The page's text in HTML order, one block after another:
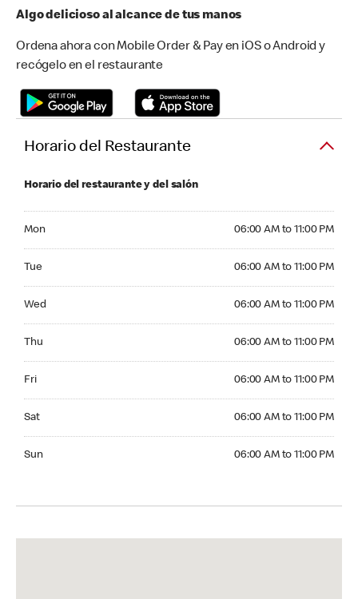
Algo delicioso al alcance de tus manos
Ordena ahora con Mobile Order & Pay en iOS o Android y
recógelo en el restaurante
Horario del Restaurante
Horario del restaurante y del salón
Mon 06:00 AM to 11:00 PM
Tue 06:00 AM to 11:00 PM
Wed 06:00 AM to 11:00 PM
Thu 06:00 AM to 11:00 PM
Fri 06:00 AM to 11:00 PM
Sat 06:00 AM to 11:00 PM
Sun 06:00 AM to 11:00 PM